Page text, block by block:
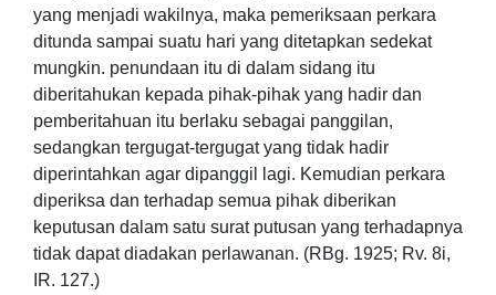
yang menjadi wakilnya, maka pemeriksaan perkara
ditunda sampai suatu hari yang ditetapkan sedekat
mungkin. penundaan itu di dalam sidang itu
diberitahukan kepada pihak-pihak yang hadir dan
pemberitahuan itu berlaku sebagai panggilan,
sedangkan tergugat-tergugat yang tidak hadir
diperintahkan agar dipanggil lagi. Kemudian perkara
diperiksa dan terhadap semua pihak diberikan
keputusan dalam satu surat putusan yang terhadapnya
tidak dapat diadakan perlawanan. (RBg. 1925; Rv. 8i,
IR. 127.)